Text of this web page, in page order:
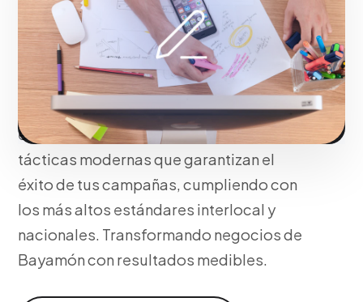
presencia. Integramos tácticas
avanzadas de diseño gráfico publicitario
y piezas gráficas y embudos de
conversión optimizados para que tu
comercio opere y crezca de forma
escalable. Utilizamos tecnologías y
tácticas modernas que garantizan el
éxito de tus campañas, cumpliendo con
los más altos estándares interlocal y
nacionales. Transformando negocios de
Bayamón con resultados medibles.